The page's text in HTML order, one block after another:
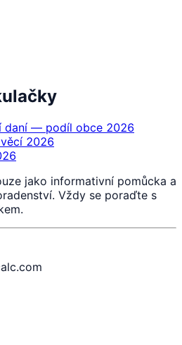
daní — podíl obce 2026
2026
jako informativní pomůcka a
Vždy se poraďte s